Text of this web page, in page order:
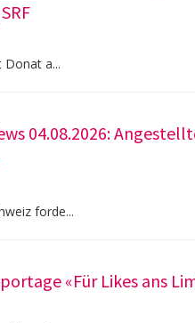
a...
04.08.2026:
forde...
«Für Likes ans